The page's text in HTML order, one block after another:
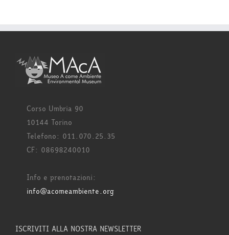
Corso Umbria 90
10144 Torino
Telefono: 011.070.25.35
CF: 08698240010
Info e prenotazioni:
info@acomeambiente.org
ISCRIVITI ALLA NOSTRA NEWSLETTER